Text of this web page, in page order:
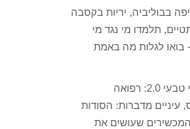
בבוליביה, יריות בקסבה
תלמדו מי נגד מי
בואו לגלות מה באמת
בין פרקי הספר נחשף בין היתר על עולם היופי מאז ועד היום – בוטוקס: מהג'ונגל לקליניקה, יופי טבעי 2.0: רפואה
מדברות: הסודות
המכשירים שעושים את